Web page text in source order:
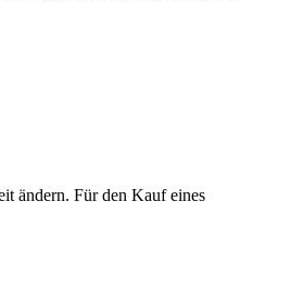
ändern. Für den Kauf eines